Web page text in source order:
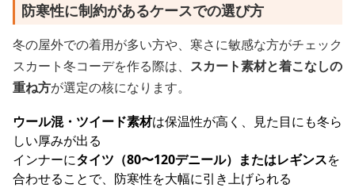
防寒性に制約があるケースでの選び方
冬の屋外での着用が多い方や、寒さに敏感な方がチェック
スカート冬コーデを作る際は、 スカート素材と着こなしの
重ね方が選定の核になります。
ウール混・ツイード素材は保温性が高く、見た目にも冬ら
しい厚みが出る
インナーにタイツ（80〜120デニール）またはレギンスを
合わせることで、防寒性を大幅に引き上げられる